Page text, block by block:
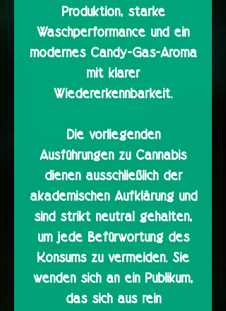
Produktion, starke
Waschperformance und ein
modernes Candy-Gas-Aroma
mit klarer
Wiedererkennbarkeit.
Die vorliegenden
Ausführungen zu Cannabis
dienen ausschließlich der
akademischen Aufklärung und
sind strikt neutral gehalten,
um jede Befürwortung des
Konsums zu vermeiden. Sie
wenden sich an ein Publikum,
das sich aus rein